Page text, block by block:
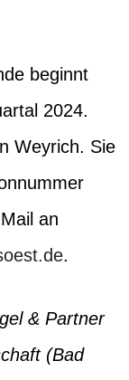
beginnt
2024.
Weyrich. Sie
an
.
& Partner
(Bad